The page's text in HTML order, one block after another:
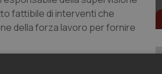
fattibile di interventi che
della forza lavoro per fornire
le donne in un